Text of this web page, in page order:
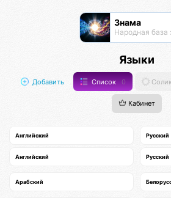
Знама
Языки
Добавить Список 0
Кабинет
Английский Русский
Английский Русский
Арабский